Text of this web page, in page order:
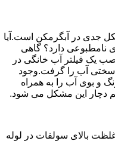
جدی در آبگرمکن است.آیا
نامطبوعی دارد؟ گاهی
یک فیلتر آب خانگی در
سختی آب را گرفت.وجود
و بوی آب را به همراه
دچار این مشکل می شود.
بالای سولفات در لوله